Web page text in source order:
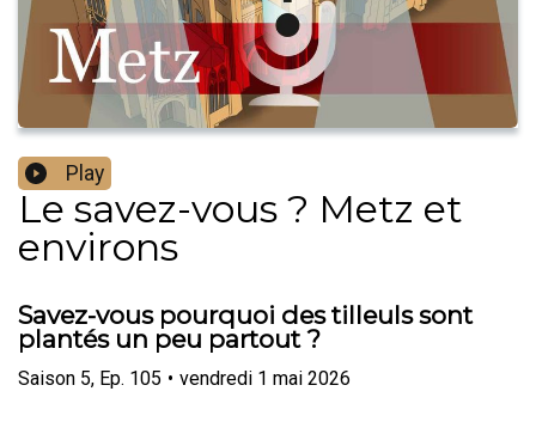
Play
Le savez-vous ? Metz et
environs
Savez-vous pourquoi des tilleuls sont
plantés un peu partout ?
Saison 5, Ep. 105 • vendredi 1 mai 2026